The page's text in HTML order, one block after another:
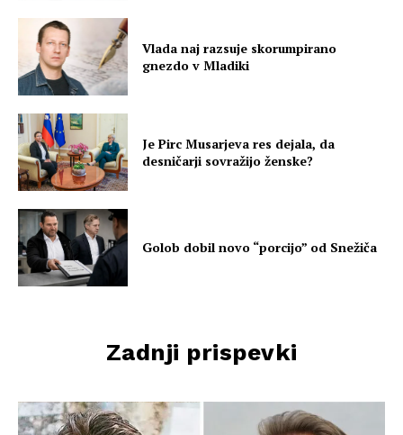
Vlada naj razsuje skorumpirano
gnezdo v Mladiki
Je Pirc Musarjeva res dejala, da
desničarji sovražijo ženske?
Golob dobil novo “porcijo” od Snežiča
Zadnji prispevki